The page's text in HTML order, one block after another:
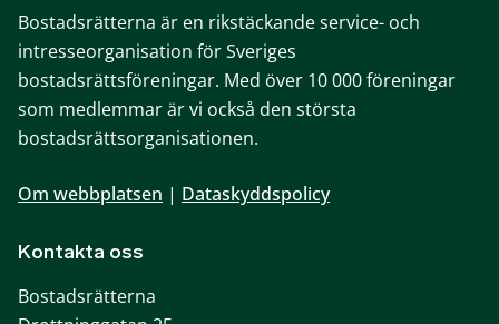
Bostadsrätterna är en rikstäckande service- och
intresseorganisation för Sveriges
bostadsrättsföreningar. Med över 10 000 föreningar
som medlemmar är vi också den största
bostadsrättsorganisationen.
Om webbplatsen | Dataskyddspolicy
Kontakta oss
Bostadsrätterna